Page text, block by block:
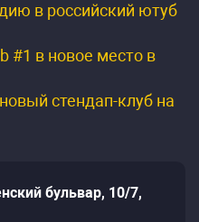
в российский ютуб
#1 в новое место в
стендап-клуб на
бульвар, 10/7,